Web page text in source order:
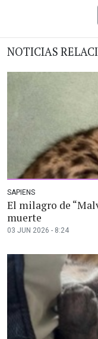
NOTICIAS
SAPIENS
El milagro de
muerte
03 JUN 2026 - 8:24